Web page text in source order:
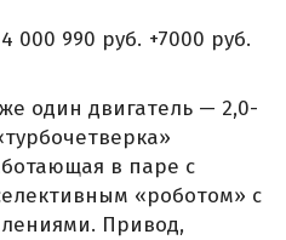
4 000 990 руб. +7000 руб.
один двигатель — 2,0-
в паре с
«роботом» с
Привод,